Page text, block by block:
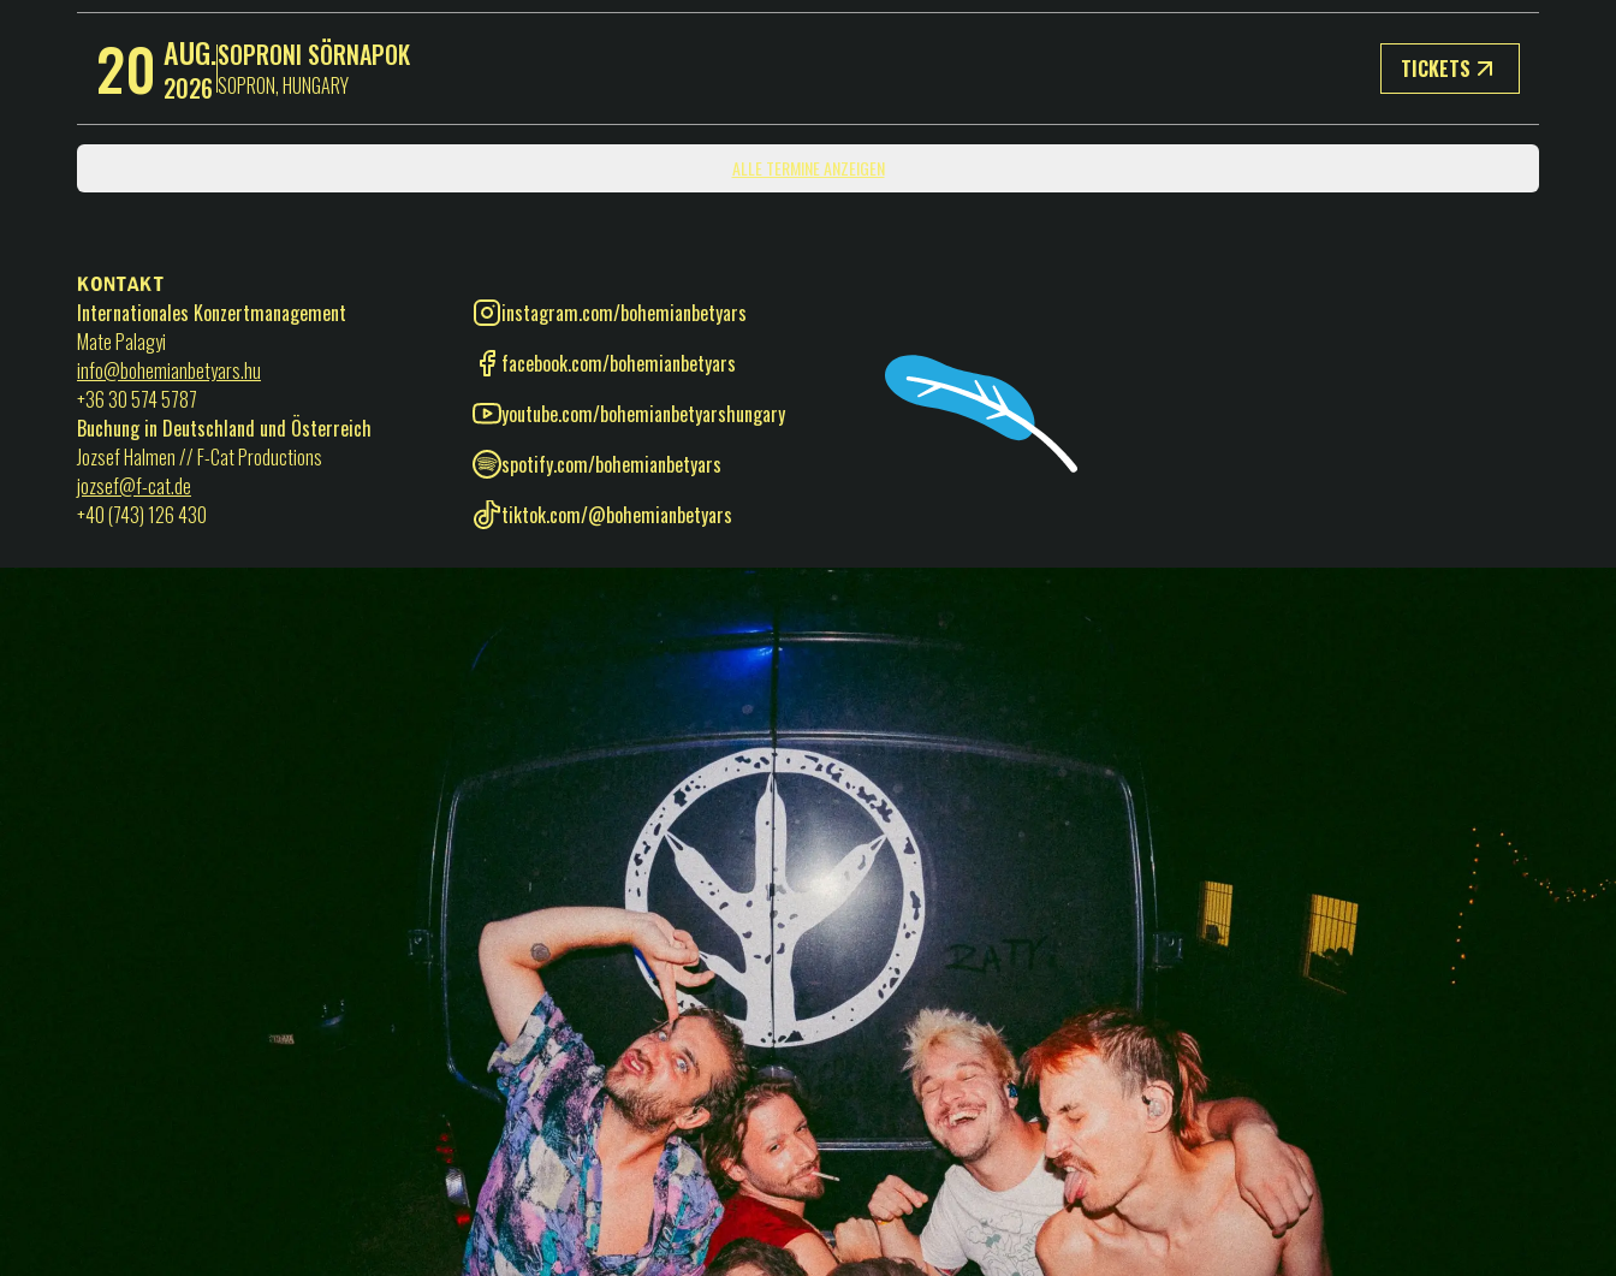
20 AUG.
2026
SOPRONI SÖRNAPOK
SOPRON,HUNGARY
TICKETS
ALLE TERMINE ANZEIGEN
Kontakt
Internationales Konzertmanagement
Mate Palagyi
info@bohemianbetyars.hu
+36 30 574 5787
Buchung in Deutschland und Österreich
Jozsef Halmen // F-Cat Productions
jozsef@f-cat.de
‭+40 (743) 126 430‬
instagram.com/bohemianbetyars
facebook.com/bohemianbetyars
youtube.com/bohemianbetyarshungary
spotify.com/bohemianbetyars
tiktok.com/@bohemianbetyars